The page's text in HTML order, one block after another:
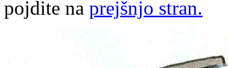
pojdite na prejšnjo stran.